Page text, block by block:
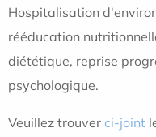
Hospitalisation
rééducation
diététique, reprise
psychologique.
Veuillez trouver ci-joint